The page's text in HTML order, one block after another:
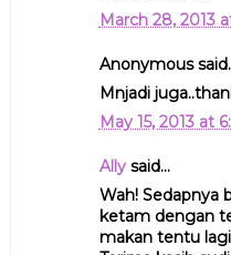
March 28, 2013
Anonymous
Mnjadi
May 15, 2013 at
Allysaid...
Wah! Sedapnya
ketam dengan
makan tentu